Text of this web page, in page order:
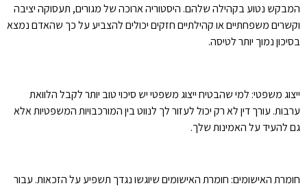
המבקש נטוע בקהילה שלהם. היסטוריה ארוכה של מגורים, תעסוקה יציבה
וקשרים משפחתיים או קהילתיים חזקים יכולים להצביע על כך שהאדם נמצא
בסיכון נמוך יותר לטיסה.
ייצוג משפטי: למי שהבטיח ייצוג משפטי יש סיכוי טוב יותר לקבל הלוואת
ערבות. עורך דין לא רק יכול לעזור לך לנווט בין המורכבויות המשפטיות אלא
גם להעיד על האמינות שלך.
חומרת האישומים: חומרת האישומים שיוגשו נגדך תשפיע על הזכאות. עבור